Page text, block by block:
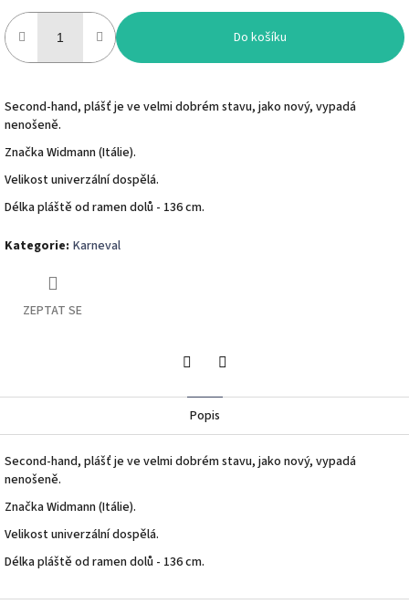
Do košíku
Second-hand, plášť je ve velmi dobrém stavu, jako nový, vypadá
nenošeně.
Značka Widmann (Itálie).
Velikost univerzální dospělá.
Délka pláště od ramen dolů - 136 cm.
Kategorie: Karneval
ZEPTAT SE
Popis
Second-hand, plášť je ve velmi dobrém stavu, jako nový, vypadá
nenošeně.
Značka Widmann (Itálie).
Velikost univerzální dospělá.
Délka pláště od ramen dolů - 136 cm.